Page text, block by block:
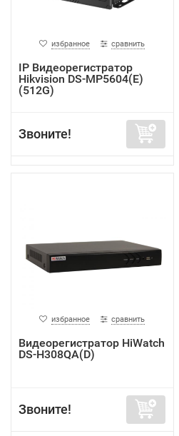
избранное сравнить
IP Видеорегистратор
Hikvision DS-MP5604(E)
(512G)
Звоните!
избранное сравнить
Видеорегистратор HiWatch
DS-H308QA(D)
Звоните!